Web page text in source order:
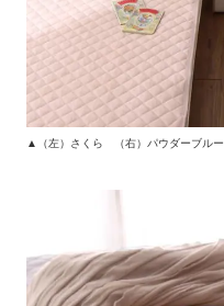
▲（左）さくら （右）パウダーブルー